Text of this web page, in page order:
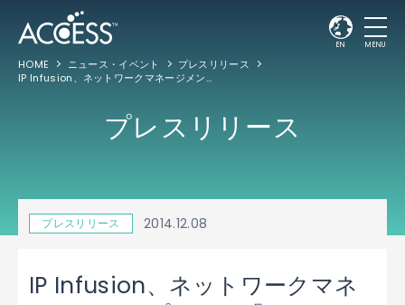
EN MENU
HOME ニュース・イベント
プレスリリース
IP Infusion、ネットワークマネージメントプレーン「ZebM」を発表
プレスリリース
プレスリリース 2014.12.08
IP Infusion、ネットワークマネ